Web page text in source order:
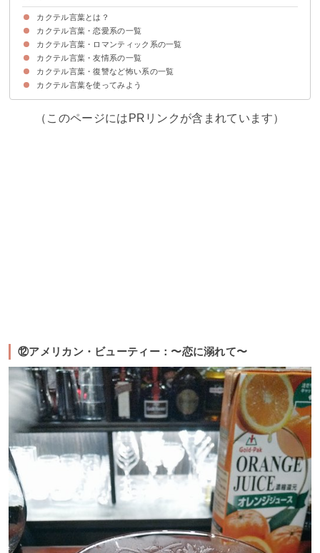
カクテル言葉とは？
カクテル一つ一つの独自の言葉
カクテル言葉・恋愛系の一覧
①キャロル：〜この想いを君に捧げる〜
②ミモザ：〜真心〜
③マンハッタン：〜切ない恋心〜
④ネグローニ：〜初恋〜
⑤モヒート：〜心の渇きを癒して〜
⑥サイドカー：〜いつも2人で〜
⑦カンパリオレンジ：〜初恋〜
⑧プース・カフェ：〜恋の駆け引き〜
⑨テキーラサンライズ：〜熱烈な恋〜
⑩スクリュードライバー：〜あなたに心を奪われた〜
⑪B&B：〜激しい恋〜
⑫アメリカン・ビューティー：〜恋に溺れて〜
⑬アメリカーノ：〜届かぬ想い〜
⑭ボンベイ：〜一人にしないで〜
⑮エンジェルキッス：〜あなたに見惚れて〜
⑯バラライカ：〜恋は焦らず〜
⑰ブルーラグーン：〜誠実な愛・ときめく心〜
⑱メリーウィドウ：〜もう一度素敵な恋を〜
⑲バレンシア：〜お気に入り〜
カクテル言葉・ロマンティック系の一覧
①XYZ：〜永遠にあなたのもの・終わりは始まり〜
②マルガリータ：〜無言の愛〜
③コスモポリタン：〜華麗〜
④ピニャコラーダ：〜淡い思い出・好きなものを見ると美しく輝く人〜
⑤カシスソーダ：〜貴方は魅力的〜
⑥バイオレットフィズ：〜私を覚えていて〜
⑦ニコラシカ：〜決心・覚悟を決めて〜
⑧ジンライム：〜色あせぬ恋・愛情深い人〜
⑨ギムレット：〜長いお別れ・遠い人を想う〜
⑩雪国：〜恋を占う〜
⑪アメリカン・レモネード：〜忘れられない〜
⑫カーディナル：〜優しい嘘〜
⑬ブランデー・クラスタ：〜時間よ止まれ〜
⑭ベルベットハンマー：〜今宵もあなたを想う〜
⑮ピンクレディ：〜いつも美しく〜
⑯アレキサンダー：〜初恋の思い出・完全無欠〜
⑰ハネムーン：〜幸福はいつもあなたと〜
⑱シンガポールスリング：〜秘密〜
カクテル言葉・友情系の一覧
①マイ・タイ：〜賞賛〜
②モスコミュール：〜ケンカをしたらその日のうちに仲直り〜
③ソルクバーノ：〜象徴〜
④ジントニック：〜強い意志・いつも希望を捨てない貴方へ〜
⑤トムアンドジェリー：〜静かな夜〜
⑥スカイダイビング：〜尊敬・頼られていることを知ると華麗に輝く人～
⑦スプモーニ：〜愛嬌〜
⑧ブラックルシアン：〜強敵〜
⑨レッドアイ：〜同情〜
⑩ゴッドファーザー：〜偉大〜
⑪ミント・フラッペ：〜親密〜
⑫カミカゼ：〜覚悟・あなたを救う〜
⑬フローズンマルガリータ：〜元気を出して〜
⑭エルディアブロ：〜気をつけて〜
カクテル言葉・復讐など怖い系の一覧
①ブラッディメアリー：〜私の心は燃えている・危険な香り〜
②ドライマティーニ：〜知的な愛・とげのある美しさ〜
③メロンボール：〜変身・感情を包み隠した美貌の持ち主〜
④カルーアミルク：〜悪戯好き・臆病〜
⑤ホーセズネック：〜運命〜
⑥デュボネ・カクテル：〜嫉妬〜
⑦コープス・リバイバー：〜死んでもあなたと〜
⑧スティンガー：〜危険な香り〜
⑨ホワイト・スパイダー：〜恋の罠〜
⑩ノックアウト：〜悩殺〜
⑪メキシカン：〜噂になりたい〜
⑫フレンチコネクション：〜妄想力豊かな不思議な世界の住人・秘めた心〜
⑬ルシアン：〜誘惑〜
⑭コペンハーゲン：〜秘密の恋・心酔いしれて〜
⑮ロブ・ロイ：〜あなたの心を奪いたい〜
カクテル言葉を使ってみよう
（このページにはPRリンクが含まれています）
⑫アメリカン・ビューティー：〜恋に溺れて〜